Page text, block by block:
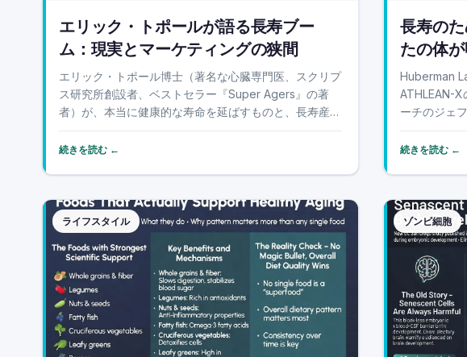
エリック・トポールが語る長寿ブー
ム：現実とマーケティングの狭間
エリック・トポール博士（著名な心臓専門医、スクリプ
ス研究所創設者、ベストセラー『Super Agers』の著
者）が、本当に健康的な寿命を延ばすものと、長寿産業
が売り込もうとしているものの違いについて率直に語り
ます。彼は、一部の約束事を「衝撃的」と評し、根拠の
続きを読む ←
長寿の
たの体
Huberman
ATHLEAN-X
ーチのジェ
ンドリュー
力なアイデ
続きを読む ←
ライフスタイル ゾンビ細胞